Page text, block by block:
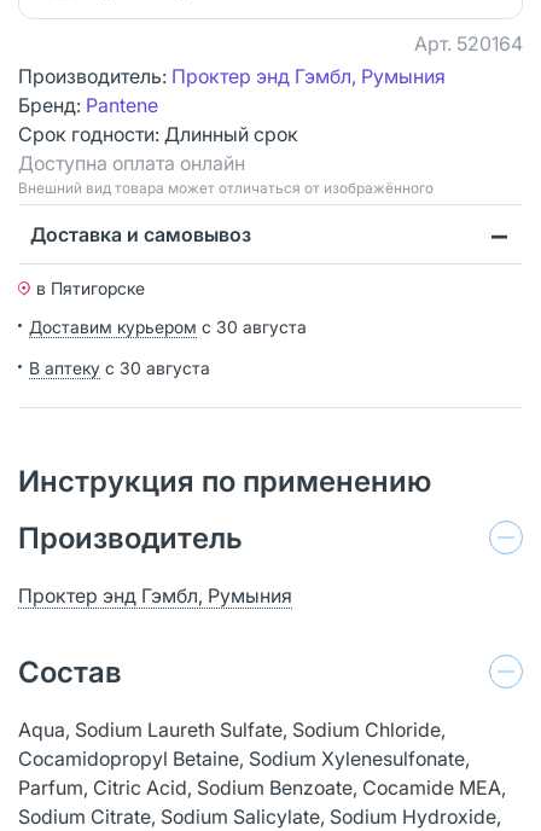
Арт. 520164
Производитель: Проктер энд Гэмбл, Румыния
Бренд: Pantene
Срок годности: Длинный срок
Доступна оплата онлайн
Bнешний вид товара может отличаться от изображённого
Доставка и самовывоз
в Пятигорске
Доставим курьером с 30 августа
В аптеку с 30 августа
Инструкция по применению
Производитель
Проктер энд Гэмбл, Румыния
Состав
Aqua, Sodium Laureth Sulfate, Sodium Chloride,
Cocamidopropyl Betaine, Sodium Xylenesulfonate,
Parfum, Citric Acid, Sodium Benzoate, Cocamide MEA,
Sodium Citrate, Sodium Salicylate, Sodium Hydroxide,